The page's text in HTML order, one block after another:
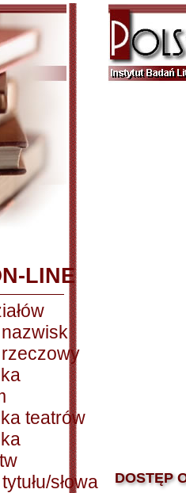
LINE
teatrów
słowa
DOSTĘP